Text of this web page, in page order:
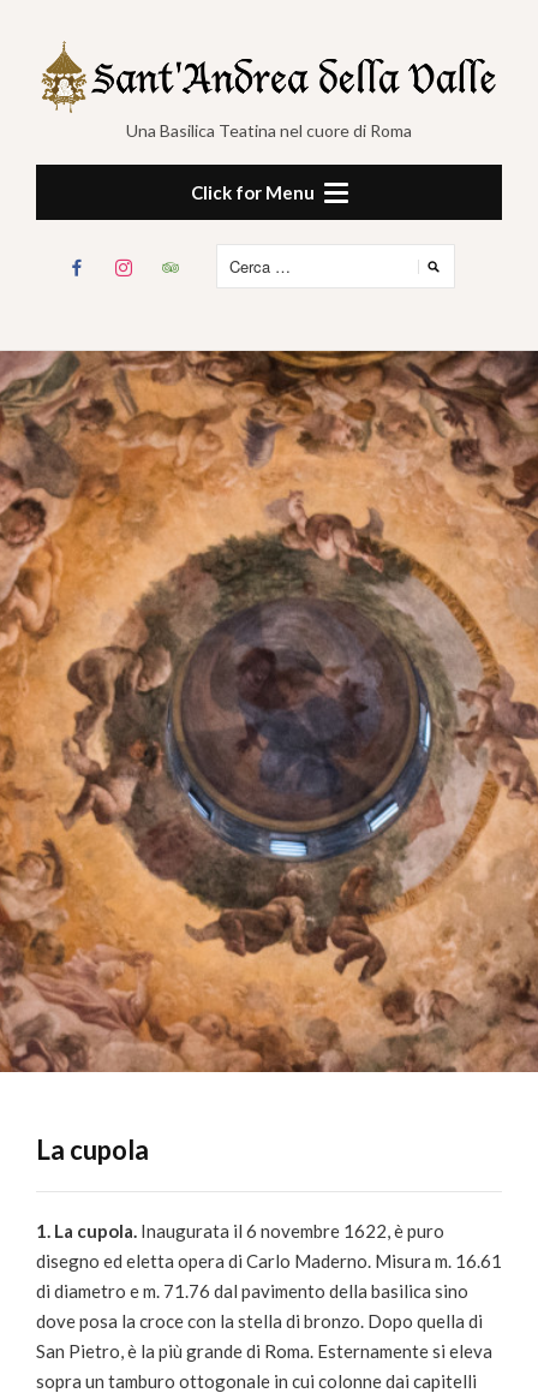
content
Una Basilica Teatina nel cuore di Roma
Click for Menu
facebookinstagramtripadvisor
La cupola
1. La cupola. Inaugurata il 6 novembre 1622, è puro
disegno ed eletta opera di Carlo Maderno. Misura m. 16.61
di diametro e m. 71.76 dal pavimento della basilica sino
dove posa la croce con la stella di bronzo. Dopo quella di
San Pietro, è la più grande di Roma. Esternamente si eleva
sopra un tamburo ottogonale in cui colonne dai capitelli